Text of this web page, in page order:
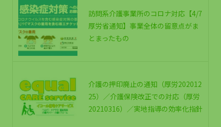
訪問系介護事業所のコロナ対応【4/7
厚労省通知】事業全体の留意点がま
とまったもの
介護の押印廃止の通知（厚労202012
25）／介護保険改正での対応（厚労
20210316）／実地指導の効率化指針